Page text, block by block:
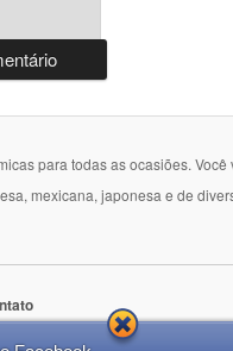
para todas as ocasiões.
mexicana, japonesa e de